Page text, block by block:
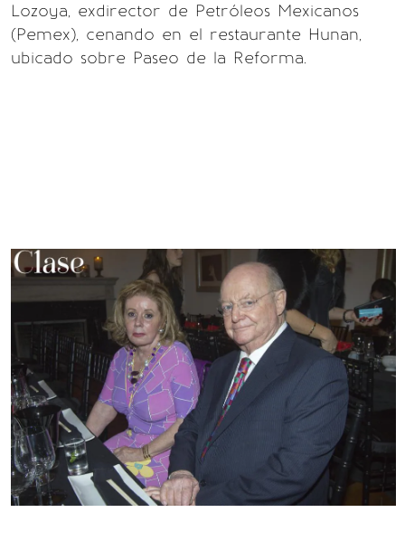
Lozoya, exdirector de Petróleos Mexicanos
(Pemex), cenando en el restaurante Hunan,
ubicado sobre Paseo de la Reforma.